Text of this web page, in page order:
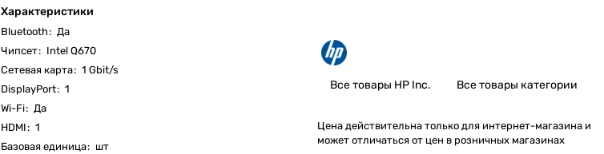
Характеристики
Bluetooth: Да
Чипсет: Intel Q670
Cетевая карта: 1 Gbit/s
DisplayPort: 1
Wi-Fi: Да
HDMI: 1
Базовая единица: шт
Все товары HP Inc. Все товары категории
Цена действительна только для интернет-магазина и
может отличаться от цен в розничных магазинах